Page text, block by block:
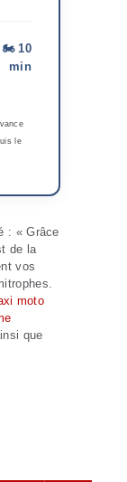
🏍️ 10
min
le
: « Grâce
de la
vos
moto
que